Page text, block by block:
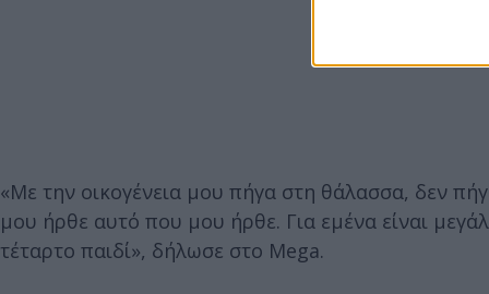
«Με την οικογένεια μου πήγα στη θάλασσα, δεν
μου ήρθε αυτό που μου ήρθε. Για εμένα είναι
τέταρτο παιδί», δήλωσε στο Mega.